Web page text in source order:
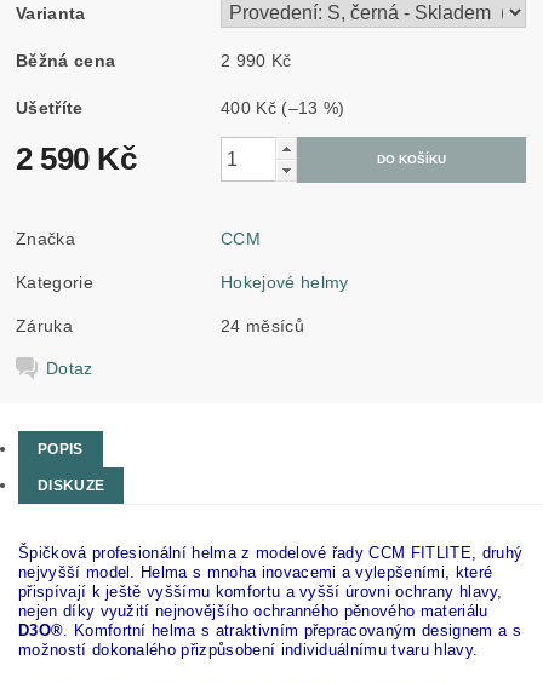
Varianta
Běžná cena 2 990 Kč
Ušetříte 400 Kč (–13 %)
2 590 Kč
Značka CCM
Kategorie Hokejové helmy
Záruka 24 měsíců
Dotaz
POPIS
DISKUZE
Špičková profesionální helma z modelové řady CCM FITLITE, druhý
nejvyšší model. Helma s mnoha inovacemi a vylepšeními, které
přispívají k ještě vyššímu komfortu a vyšší úrovni ochrany hlavy,
nejen díky využití nejnovějšího ochranného pěnového materiálu
D3O®. Komfortní helma s atraktivním přepracovaným designem a s
možností dokonalého přizpůsobení individuálnímu tvaru hlavy.